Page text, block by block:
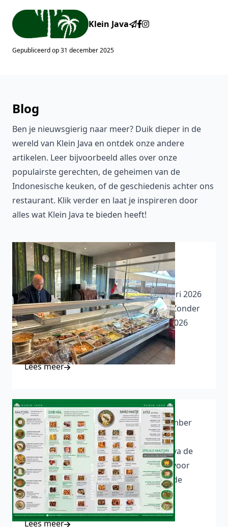
Klein Java
Gepubliceerd op31 december 2025
Blog
Ben je nieuwsgierig naar meer? Duik dieper in de
wereld van Klein Java en ontdek onze andere
artikelen. Leer bijvoorbeeld alles over onze
populairste gerechten, de geheimen van de
Indonesische keuken, of de geschiedenis achter ons
restaurant. Klik verder en laat je inspireren door
alles wat Klein Java te bieden heeft!
Klein-Java tijdelijk gesloten wegens
verbouwing
08-01-2025 - Klein-Java is vanaf 13 januari 2026
tijdelijk gesloten wegens verbouwing. Zonder
tegenslag zijn wij zaterdag 17 januari 2026
weer geopend.
Lees meer
Klein Java past prijzen aan per 31 december
2025
21-12-2025 - Vanaf 31 dec. past Klein Java de
prijzen aan vanwege stijgende kosten voor
personeel, energie en inkoop. Bestaande
afspraken blijven ongewijzigd.
Lees meer